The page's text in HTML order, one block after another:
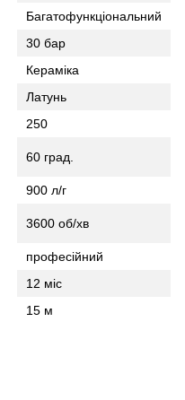
Багатофункціональний
30 бар
Кераміка
Латунь
250
60 град.
900 л/г
3600 об/хв
професійний
12 міс
15 м